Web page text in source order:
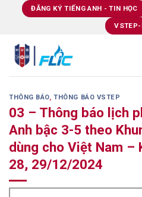
ĐĂNG KÝ TIẾNG ANH - TIN HỌC
VSTEP-
THÔNG BÁO,THÔNG BÁO VSTEP
03 – Thông báo lịch
Anh bậc 3-5 theo
dùng cho Việt Nam –
28, 29/12/2024